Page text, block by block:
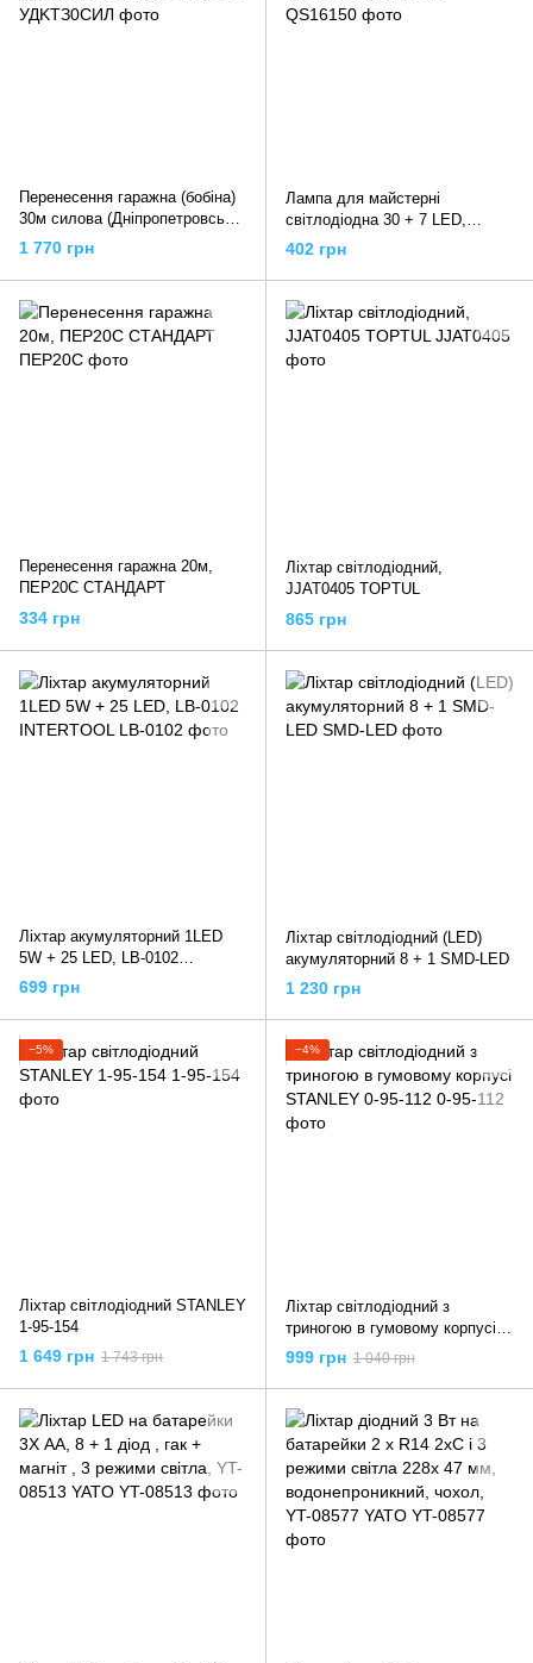
Перенесення гаражна (бобіна)
30м силова (Дніпропетровськ),
ПЕР30БС
1 770 грн
Лампа для майстерні
світлодіодна 30 + 7 LED,
QS16150 QUATROS
402 грн
Перенесення гаражна 20м,
ПЕР20С СТАНДАРТ
334 грн
Ліхтар світлодіодний,
JJAT0405 TOPTUL
865 грн
Ліхтар акумуляторний 1LED
5W + 25 LED, LB-0102
INTERTOOL
699 грн
Ліхтар світлодіодний (LED)
акумуляторний 8 + 1 SMD-LED
1 230 грн
−5%
Ліхтар світлодіодний STANLEY
1-95-154
1 649 грн 1 743 грн
−4%
Ліхтар світлодіодний з
триногою в гумовому корпусі
STANLEY 0-95-112
999 грн 1 040 грн